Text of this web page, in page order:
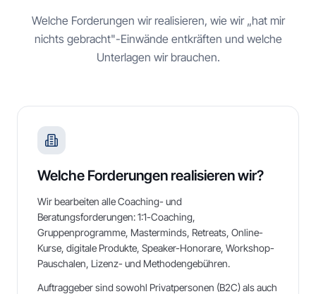
Welche Forderungen wir realisieren, wie wir „hat mir
nichts gebracht"-Einwände entkräften und welche
Unterlagen wir brauchen.
Welche Forderungen realisieren wir?
Wir bearbeiten alle Coaching- und
Beratungsforderungen: 1:1-Coaching,
Gruppenprogramme, Masterminds, Retreats, Online-
Kurse, digitale Produkte, Speaker-Honorare, Workshop-
Pauschalen, Lizenz- und Methodengebühren.
Auftraggeber sind sowohl Privatpersonen (B2C) als auch